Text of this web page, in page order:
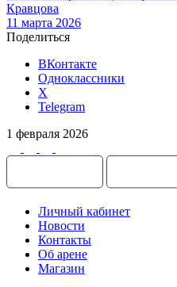
Кравцова
11 марта 2026
Поделиться
ВКонтакте
Одноклассники
X
Telegram
1 февраля 2026
Личный кабинет
Новости
Контакты
Об арене
Магазин